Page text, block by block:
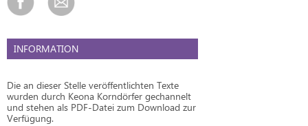
INFORMATION
Die an dieser Stelle veröffentlichten Texte
wurden durch Keona Korndörfer gechannelt
und stehen als PDF-Datei zum Download zur
Verfügung.